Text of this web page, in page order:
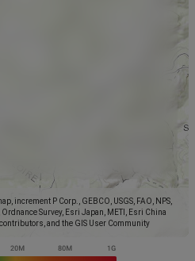
increment P Corp., GEBCO, USGS, FAO, NPS,
Survey, Esri Japan, METI, Esri China
and the GIS User Community